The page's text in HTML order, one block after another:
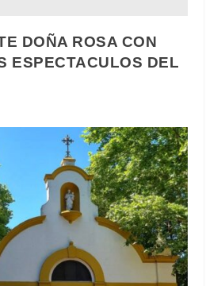
DOÑA ROSA CON
ESPECTACULOS DEL